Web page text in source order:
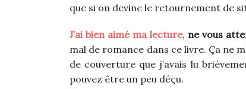
que si on devine le retournement de
J’ai bien aimé ma lecture, ne vous
mal de romance dans ce livre. Ça ne
de couverture que j’avais lu
pouvez être un peu déçu.